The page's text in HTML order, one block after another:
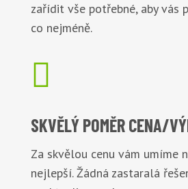
zařídit vše potřebné, aby vás
co nejméně.

SKVĚLÝ POMĚRCENA/
Za skvělou cenu vám umíme
nejlepší. Žádná zastaralá